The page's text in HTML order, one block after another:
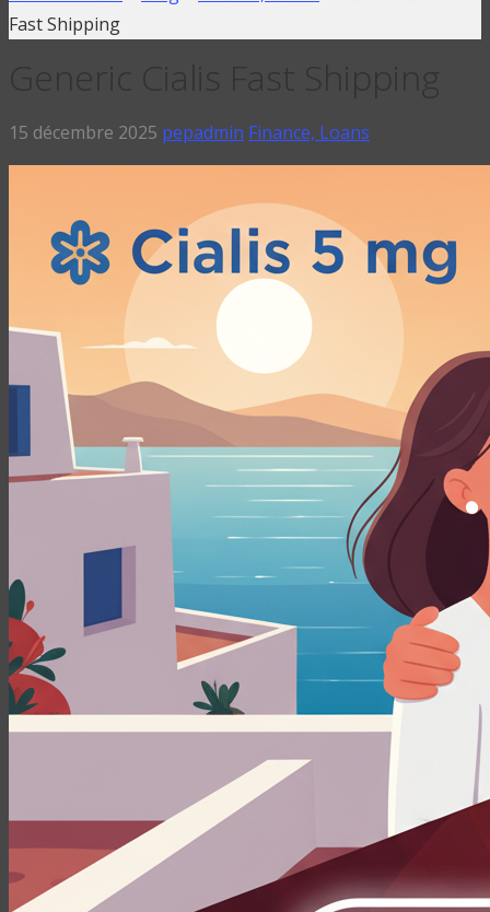
Fast Shipping
15 décembre 2025 pepadmin Finance, Loans